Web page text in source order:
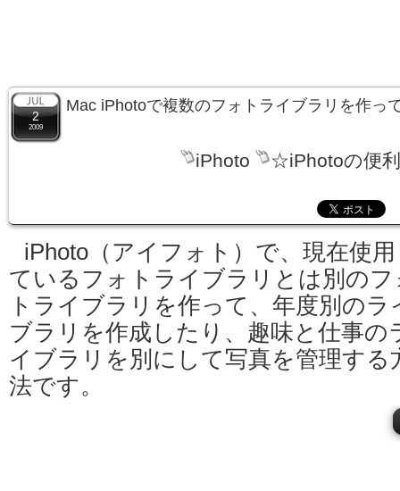
2
2009
Mac iPhotoで複数のフォトライブラリを作っ
iPhoto ☆iPhotoの便
iPhoto（アイフォト）で、現在使
ているフォトライブラリとは別のフ
トライブラリを作って、年度別のラ
ブラリを作成したり、趣味と仕事の
イブラリを別にして写真を管理する
法です。